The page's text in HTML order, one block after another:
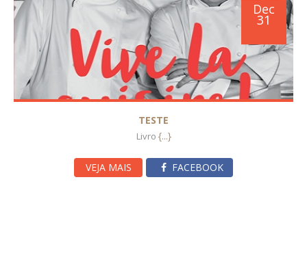
Dec
31
TESTE
Livro {...}
VEJA MAIS FACEBOOK